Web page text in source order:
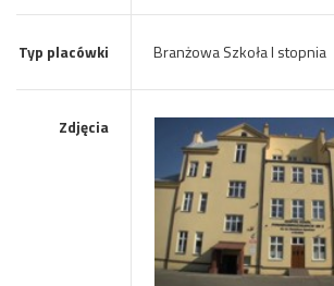
Typ placówki Branżowa Szkoła I stopnia
Zdjęcia